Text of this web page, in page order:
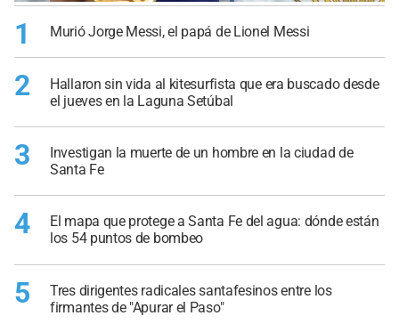
1 Murió Jorge Messi, el papá de Lionel Messi
2
Hallaron sin vida al kitesurfista que era buscado desde
el jueves en la Laguna Setúbal
3
Investigan la muerte de un hombre en la ciudad de
Santa Fe
4
El mapa que protege a Santa Fe del agua: dónde están
los 54 puntos de bombeo
5
Tres dirigentes radicales santafesinos entre los
firmantes de "Apurar el Paso"